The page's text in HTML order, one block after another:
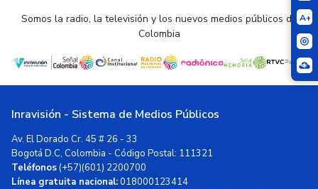
A+
Somos la radio, la televisión y los nuevos medios públicos de
Colombia
Inravisión - Sistema de Medios Públicos
Av. El Dorado Cr. 45 # 26 - 33
Bogotá D.C, Colombia - Código Postal: 111321
Teléfonos(+57)(601) 2200700
Línea gratuita nacional:018000123414